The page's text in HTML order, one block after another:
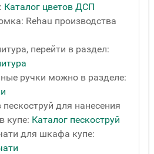
Каталог цветов ДСП
Rehau производства
перейти в раздел:
ручки можно в разделе:
пескоструй для нанесения
купе: Каталог пескоструй
для шкафа купе: